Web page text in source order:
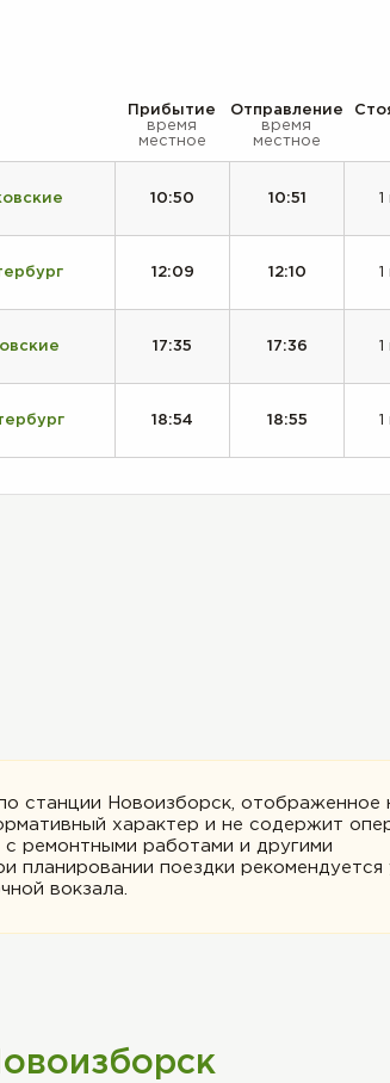
станции Новоизборск, отображенное
характер и не содержит
с ремонтными работами и другими
планировании поездки рекомендуется
вокзала.
Прибытие
время
местное
Отправление
время
местное
10:50 10:51 1
12:09 12:10 1
17:35 17:36 1
18:54 18:55 1